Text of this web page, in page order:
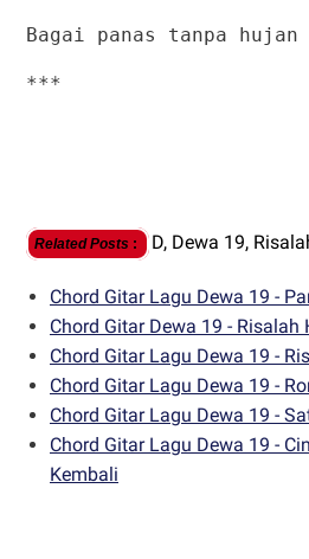
Bagai panas tanpa hujan
***
Related Posts : D, Dewa 19,
Chord Gitar Lagu Dewa 19 -
Chord Gitar Dewa 19 - Risalah
Chord Gitar Lagu Dewa 19 -
Chord Gitar Lagu Dewa 19 -
Chord Gitar Lagu Dewa 19 -
Chord Gitar Lagu Dewa 19 -
Kembali